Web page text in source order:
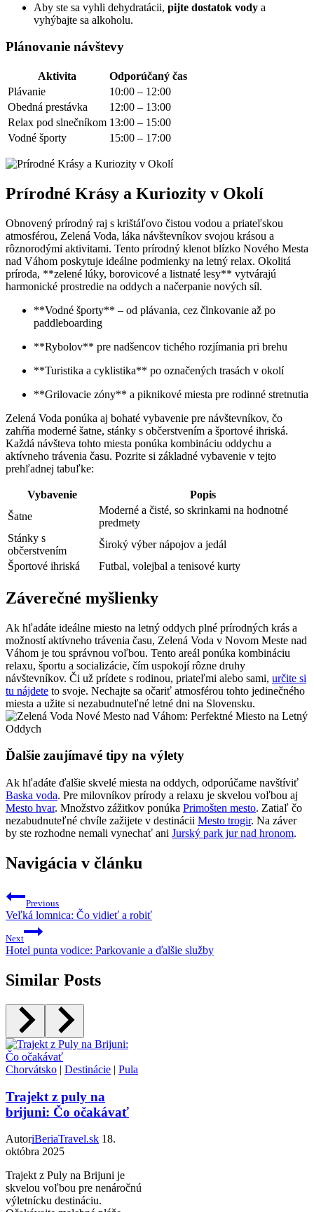
Aby ste sa vyhli dehydratácii, pijte dostatok vody a
vyhýbajte sa alkoholu.
Plánovanie návštevy
Aktivita
Odporúčaný čas
Plávanie
10:00 – 12:00
Obedná prestávka
12:00 – 13:00
Relax pod slnečníkom 13:00 – 15:00
Vodné športy
15:00 – 17:00
Prírodné Krásy a Kuriozity v Okolí
Obnovený prírodný raj s krištáľovo čistou vodou a priateľskou
atmosférou, Zelená Voda, láka návštevníkov svojou krásou a
rôznorodými aktivitami. Tento prírodný klenot blízko Nového Mesta
nad Váhom poskytuje ideálne podmienky na letný relax. Okolitá
príroda, **zelené lúky, borovicové a listnaté lesy** vytvárajú
harmonické prostredie na oddych a načerpanie nových síl.
**Vodné športy** – od plávania, cez člnkovanie až po
paddleboarding
**Rybolov** pre nadšencov tichého rozjímania pri brehu
**Turistika a cyklistika** po označených trasách v okolí
**Grilovacie zóny** a piknikové miesta pre rodinné stretnutia
Zelená Voda ponúka aj bohaté vybavenie pre návštevníkov, čo
zahŕňa moderné šatne, stánky s občerstvením a športové ihriská.
Každá návšteva tohto miesta ponúka kombináciu oddychu a
aktívneho trávenia času. Pozrite si základné vybavenie v tejto
prehľadnej tabuľke:
Vybavenie
Popis
Šatne
Moderné a čisté, so skrinkami na hodnotné
predmety
Stánky s
občerstvením
Široký výber nápojov a jedál
Športové ihriská
Futbal, volejbal a tenisové kurty
Záverečné myšlienky
Ak hľadáte ideálne miesto na letný oddych plné prírodných krás a
možností aktívneho trávenia času, Zelená Voda v Novom Meste nad
Váhom je tou správnou voľbou. Tento areál ponúka kombináciu
relaxu, športu a socializácie, čím uspokojí rôzne druhy
návštevníkov. Či už prídete s rodinou, priateľmi alebo sami, určite si
tu nájdete to svoje. Nechajte sa očariť atmosférou tohto jedinečného
miesta a užite si nezabudnuteľné letné dni na Slovensku.
Ďalšie zaujímavé tipy na výlety
Ak hľadáte ďalšie skvelé miesta na oddych, odporúčame navštíviť
Baska voda. Pre milovníkov prírody a relaxu je skvelou voľbou aj
Mesto hvar. Množstvo zážitkov ponúka Primošten mesto. Zatiaľ čo
nezabudnuteľné chvíle zažijete v destinácii Mesto trogir. Na záver
by ste rozhodne nemali vynechať ani Jurský park jur nad hronom.
Navigácia v článku
Previous
Veľká lomnica: Čo vidieť a robiť
Next
Hotel punta vodice: Parkovanie a ďalšie služby
Similar Posts
Chorvátsko | Destinácie | Pula
Trajekt z puly na
brijuni: Čo očakávať
AutoriBeriaTravel.sk 18.
októbra 2025
Trajekt z Puly na Brijuni je
skvelou voľbou pre nenáročnú
výletnícku destináciu.